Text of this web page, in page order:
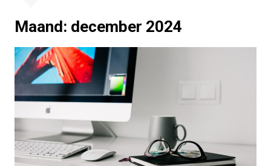
Maand: december 2024